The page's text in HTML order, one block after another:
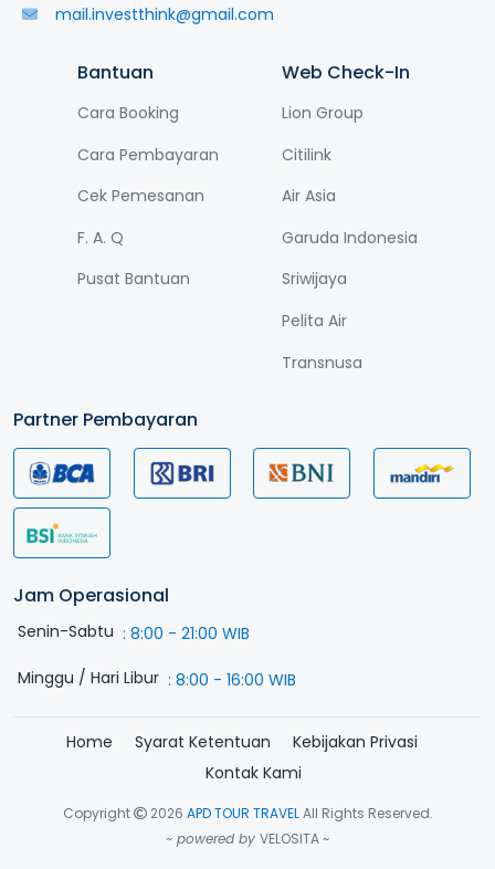
mail.investthink@gmail.com
Bantuan
Cara Booking
Cara Pembayaran
Cek Pemesanan
F. A. Q
Pusat Bantuan
Web Check-In
Lion Group
Citilink
Air Asia
Garuda Indonesia
Sriwijaya
Pelita Air
Transnusa
Partner Pembayaran
Jam Operasional
Senin-Sabtu : 8:00 - 21:00 WIB
Minggu / Hari Libur : 8:00 - 16:00 WIB
Home Syarat Ketentuan
Kebijakan Privasi
Kontak Kami
Copyright 2026 APD TOUR TRAVELAll Rights Reserved.
~ powered by VELOSITA ~